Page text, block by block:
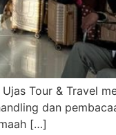
Tour & Travel
dan
[…]